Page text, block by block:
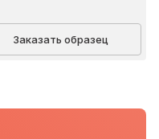
Заказать образец